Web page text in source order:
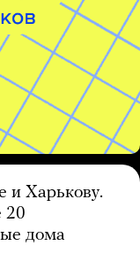
и Харькову.
20
дома